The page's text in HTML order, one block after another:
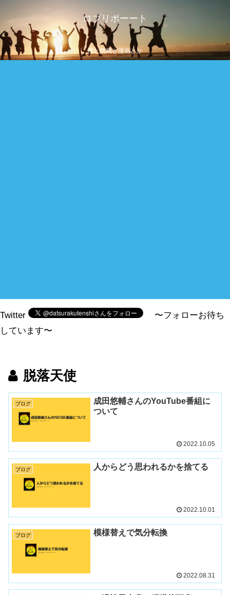
ロブリポーート
僕と競馬と漫画とか
Twitter
〜フォローお待ち
しています〜
脱落天使
ブログ
成田悠輔さんのYouTube番組に
ついて
2022.10.05
ブログ 人からどう思われるかを捨てる
2022.10.01
ブログ 模様替えで気分転換
2022.08.31